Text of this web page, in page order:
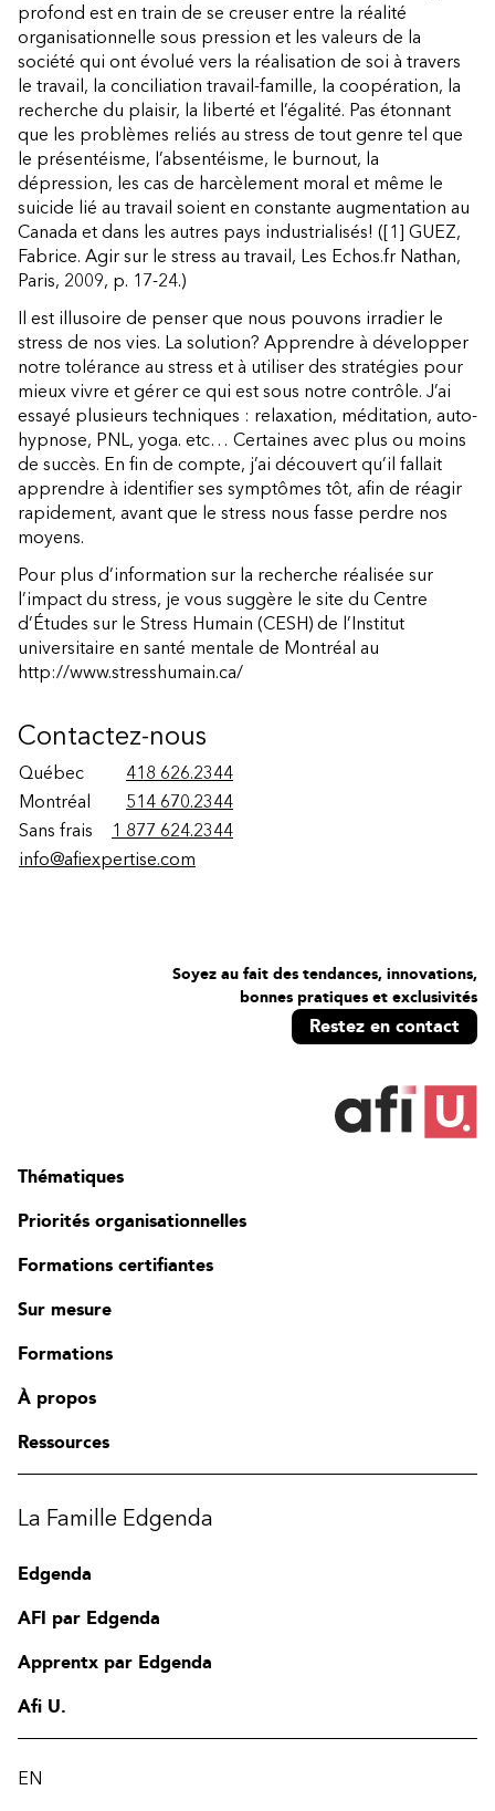
profond est en train de se creuser entre la réalité
organisationnelle sous pression et les valeurs de la
société qui ont évolué vers la réalisation de soi à travers
le travail, la conciliation travail-famille, la coopération, la
recherche du plaisir, la liberté et l’égalité. Pas étonnant
que les problèmes reliés au stress de tout genre tel que
le présentéisme, l’absentéisme, le burnout, la
dépression, les cas de harcèlement moral et même le
suicide lié au travail soient en constante augmentation au
Canada et dans les autres pays industrialisés! ([1] GUEZ,
Fabrice. Agir sur le stress au travail, Les Echos.fr Nathan,
Paris, 2009, p. 17-24.)
Il est illusoire de penser que nous pouvons irradier le
stress de nos vies. La solution? Apprendre à développer
notre tolérance au stress et à utiliser des stratégies pour
mieux vivre et gérer ce qui est sous notre contrôle. J’ai
essayé plusieurs techniques : relaxation, méditation, auto-
hypnose, PNL, yoga. etc… Certaines avec plus ou moins
de succès. En fin de compte, j’ai découvert qu’il fallait
apprendre à identifier ses symptômes tôt, afin de réagir
rapidement, avant que le stress nous fasse perdre nos
moyens.
Pour plus d’information sur la recherche réalisée sur
l’impact du stress, je vous suggère le site du Centre
d’Études sur le Stress Humain (CESH) de l’Institut
universitaire en santé mentale de Montréal au
http://www.stresshumain.ca/
Contactez-nous
Québec
418 626.2344
Montréal
514 670.2344
Sans frais
1 877 624.2344
info@afiexpertise.com
Soyez au fait des tendances, innovations,
bonnes pratiques et exclusivités
Restez en contact
Thématiques
Priorités organisationnelles
Formations certifiantes
Sur mesure
Formations
À propos
Ressources
La Famille Edgenda
Edgenda
AFI par Edgenda
Apprentx par Edgenda
Afi U.
EN